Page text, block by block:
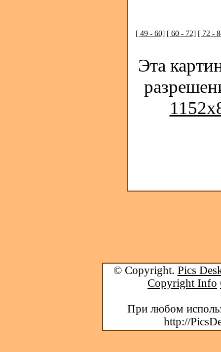
[ 49 - 60] [ 60 - 72] [ 72 -
Эта
© Copyright. Pics
Copyright Info
При любом
http://